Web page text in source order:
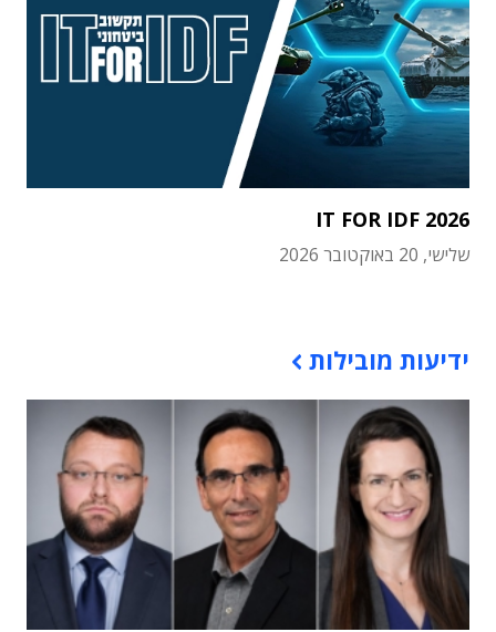
IT FOR IDF 2026
שלישי, 20 באוקטובר 2026
ידיעות מובילות